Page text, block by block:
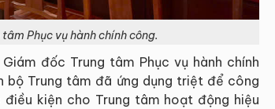
Phục vụ hành chính công.
đốc Trung tâm Phục vụ hành chính
bộ Trung tâm đã ứng dụng triệt để công
kiện cho Trung tâm hoạt động hiệu